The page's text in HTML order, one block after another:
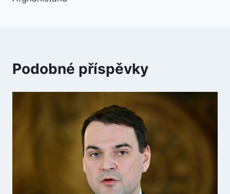
Podobné příspěvky